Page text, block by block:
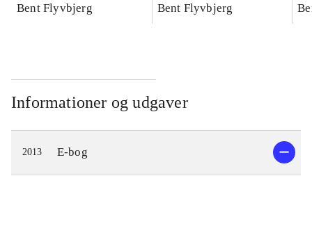
konkretes videnskab
Bent Flyvbjerg
konkretes videnskab
Bent Flyvbjerg
Informationer og udgaver
2013 E-bog